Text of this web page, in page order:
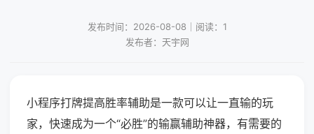
发布时间：2026-08-08｜阅读：1
发布者：天宇网
小程序打牌提高胜率辅助是一款可以让一直输的玩
家，快速成为一个“必胜”的输赢辅助神器，有需要的